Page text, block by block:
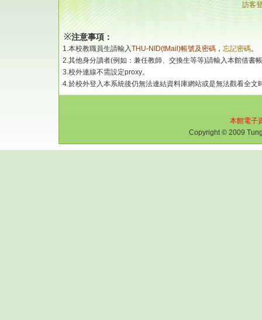
訪客
※注意事項：
1.本校教職員生請輸入THU-NID(tMail)帳號及密碼 ， 忘記密碼。
2.其他身分讀者(例如：兼任教師、交換生等等)請輸入本館借書
3.校外連線不需設定proxy。
4.於校外登入本系統後仍無法連結資料庫網站或是無法觀看全文
本館電子
Copyright © 2009